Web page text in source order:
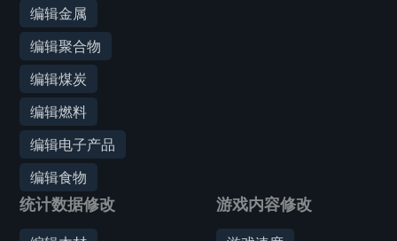
编辑金属
编辑聚合物
编辑煤炭
编辑燃料
编辑电子产品
编辑食物
统计数据修改 游戏内容修改